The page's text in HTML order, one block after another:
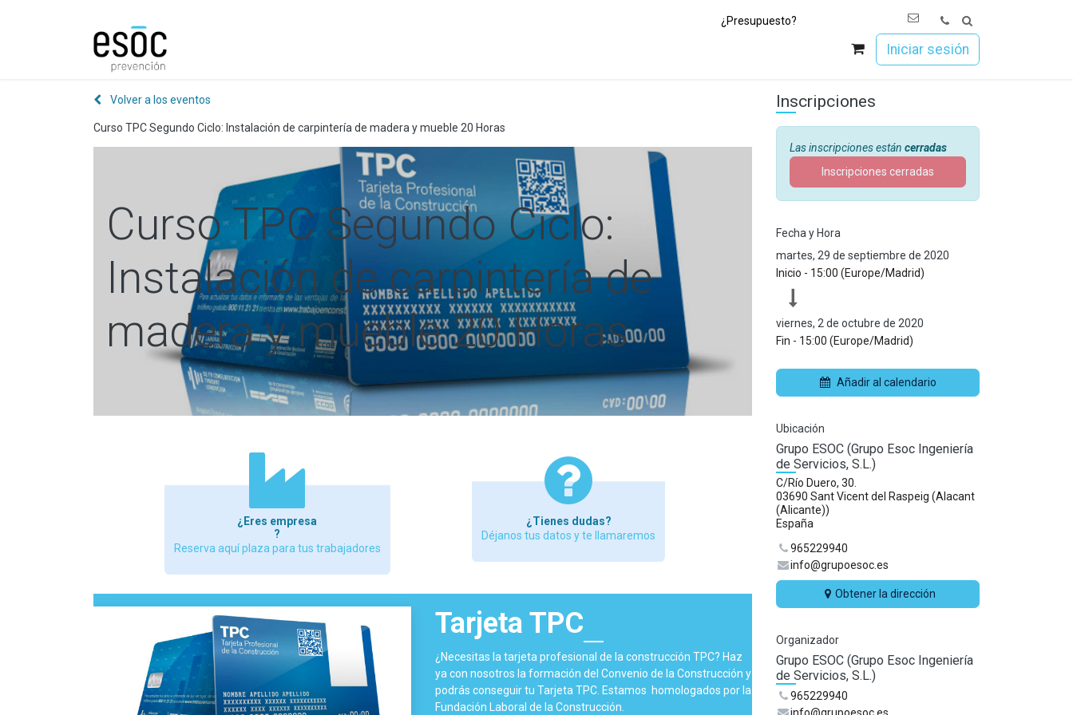
¿Presupuesto?
Iniciar sesión
Volver a los eventos
Curso TPC Segundo Ciclo: Instalación de carpintería de madera y mueble 20 Horas
Curso TPC Segundo Ciclo:
Instalación de carpintería de
madera y mueble 20 Horas
¿Eres empresa
?
Reserva aquí plaza para tus trabajadores
¿Tienes dudas?
Déjanos tus datos y te llamaremos
Tarjeta TPC
¿Necesitas la tarjeta profesional de la construcción TPC? Haz
ya con nosotros la formación del Convenio de la Construcción y
podrás conseguir tu Tarjeta TPC. Estamos homologados por la
Fundación Laboral de la Construcción.
Inscripciones
Las inscripciones están cerradas
Inscripciones cerradas
Fecha y Hora
martes, 29 de septiembre de 2020
Inicio - 15:00 (Europe/Madrid)
viernes, 2 de octubre de 2020
Fin - 15:00 (Europe/Madrid)
Añadir al calendario
Ubicación
Grupo ESOC (Grupo Esoc Ingeniería
de Servicios, S.L.)
C/Río Duero, 30.
03690 Sant Vicent del Raspeig (Alacant
(Alicante))
España
965229940
info@grupoesoc.es
Obtener la dirección
Organizador
Grupo ESOC (Grupo Esoc Ingeniería
de Servicios, S.L.)
965229940